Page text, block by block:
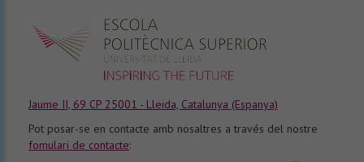
Jaume II, 69 CP 25001 - Lleida, Catalunya (Espanya)
Pot posar-se en contacte amb nosaltres a través del nostre
fomulari de contacte: